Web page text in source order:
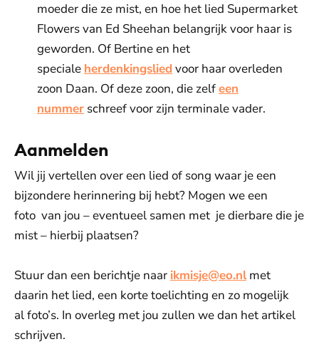
moeder die ze mist, en hoe het lied Supermarket
Flowers van Ed Sheehan belangrijk voor haar is
geworden. Of Bertine en het
speciale herdenkingslied voor haar overleden
zoon Daan. Of deze zoon, die zelfeen
nummer schreef voor zijn terminale vader.
Aanmelden
Wil jij vertellen over een lied of song waar je een
bijzondere herinnering bij hebt? Mogen we een
foto van jou – eventueel samen met je dierbare die je
mist – hierbij plaatsen?
Stuur dan een berichtje naar ikmisje@eo.nlmet
daarin het lied, een korte toelichting en zo mogelijk
al foto’s. In overleg met jou zullen we dan het artikel
schrijven.